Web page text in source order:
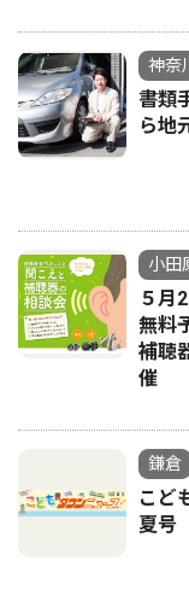
神奈
書類
ら地
小田
５月
無料
補聴
催
鎌倉
こど
夏号